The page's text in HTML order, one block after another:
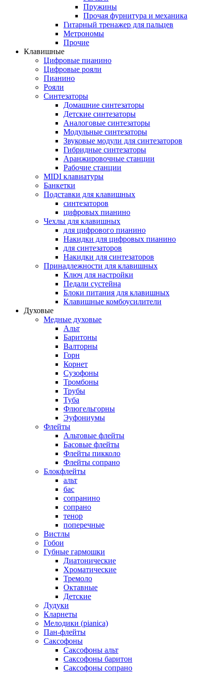
Пружины
Прочая фурнитура и механика
Гитарный тренажер для пальцев
Метрономы
Прочие
Клавишные
Цифровые пианино
Цифровые рояли
Пианино
Рояли
Синтезаторы
Домашние синтезаторы
Детские синтезаторы
Аналоговые синтезаторы
Модульные синтезаторы
Звуковые модули для синтезаторов
Гибридные синтезаторы
Аранжировочные станции
Рабочие станции
MIDI клавиатуры
Банкетки
Подставки для клавишных
синтезаторов
цифровых пианино
Чехлы для клавишных
для цифрового пианино
Накидки для цифровых пианино
для синтезаторов
Накидки для синтезаторов
Принадлежности для клавишных
Ключ для настройки
Педали сустейна
Блоки питания для клавишных
Клавишные комбоусилители
Духовые
Медные духовые
Альт
Баритоны
Валторны
Горн
Корнет
Сузофоны
Тромбоны
Трубы
Туба
Флюгельгорны
Эуфониумы
Флейты
Альтовые флейты
Басовые флейты
Флейты пикколо
Флейты сопрано
Блокфлейты
альт
бас
сопранино
сопрано
тенор
поперечные
Вистлы
Гобои
Губные гармошки
Диатонические
Хроматические
Тремоло
Октавные
Детские
Дудуки
Кларнеты
Мелодики (pianica)
Пан-флейты
Саксофоны
Саксофоны альт
Саксофоны баритон
Саксофоны сопрано